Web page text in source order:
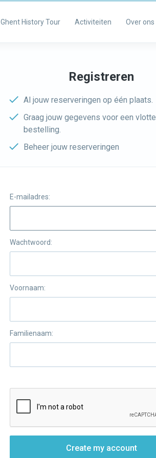
Ghent History Tour Activiteiten Over ons
Registreren
Al jouw reserveringen op één plaats.
Graag jouw gegevens voor een vlotte
bestelling.
Beheer jouw reserveringen
E-mailadres:
Wachtwoord:
Voornaam:
Familienaam:
Create my account